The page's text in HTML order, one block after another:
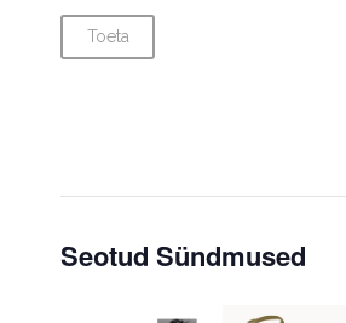
Toeta
Seotud Sündmused